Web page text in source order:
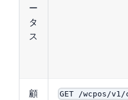
ー
タ
ス
顧
GET /wcpos/v1/